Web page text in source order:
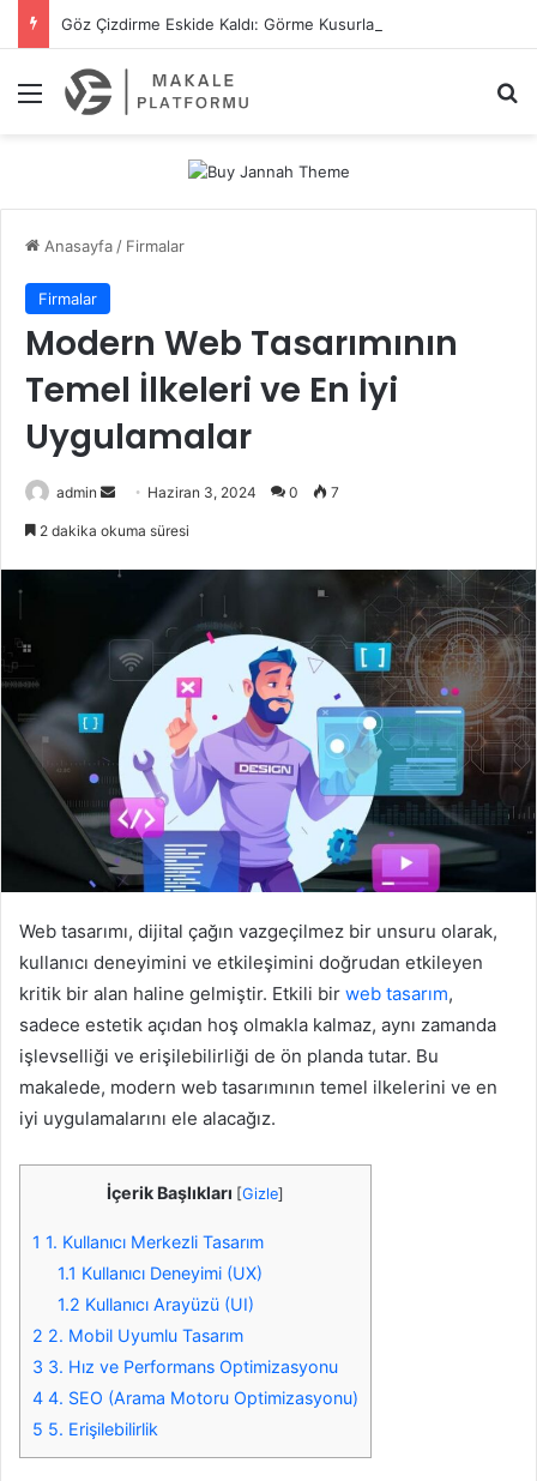
Menü
Anasayfa/ Firmalar
Firmalar
Modern Web Tasarımının
Temel İlkeleri ve En İyi
Uygulamalar
admin
e
p
o
a
g
ö
n
d
e
r
Haziran 3, 2024 0 7
2 dakika okuma süresi
Web tasarımı, dijital çağın vazgeçilmez bir unsuru olarak,
kullanıcı deneyimini ve etkileşimini doğrudan etkileyen
kritik bir alan haline gelmiştir. Etkili bir web tasarım,
sadece estetik açıdan hoş olmakla kalmaz, aynı zamanda
işlevselliği ve erişilebilirliği de ön planda tutar. Bu
makalede, modern web tasarımının temel ilkelerini ve en
iyi uygulamalarını ele alacağız.
İçerik Başlıkları [Gizle]
1 1. Kullanıcı Merkezli Tasarım
1.1 Kullanıcı Deneyimi (UX)
1.2 Kullanıcı Arayüzü (UI)
2 2. Mobil Uyumlu Tasarım
3 3. Hız ve Performans Optimizasyonu
4 4. SEO (Arama Motoru Optimizasyonu)
5 5. Erişilebilirlik